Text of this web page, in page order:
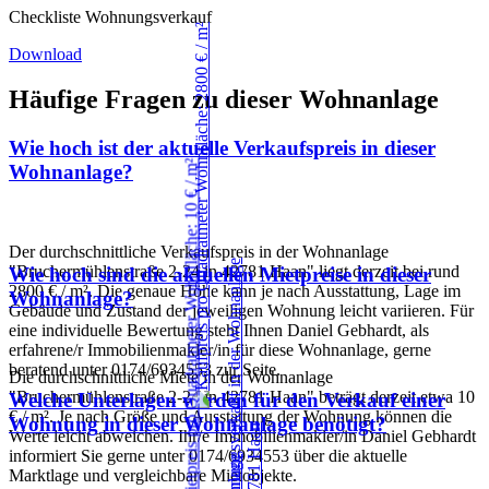
Checkliste Wohnungsverkauf
Download
Häufige Fragen zu dieser Wohnanlage
Wie hoch ist der aktuelle Verkaufspreis in dieser
Wohnanlage?
Der durchschnittliche Verkaufspreis in der Wohnanlage
"Bruchermühlenstraße 2-24 in 42781 Haan" liegt derzeit bei rund
2800 € / m². Die genaue Höhe kann je nach Ausstattung, Lage im
Gebäude und Zustand der jeweiligen Wohnung leicht variieren. Für
eine individuelle Bewertung steht Ihnen Daniel Gebhardt, als
erfahrene/r Immobilienmakler/in für diese Wohnanlage, gerne
beratend unter 0174/6934553 zur Seite.
Wie hoch sind die aktuellen Mietpreise in dieser
Wohnanlage?
Die durchschnittliche Miete in der Wohnanlage
"Bruchermühlenstraße 2-24 in 42781 Haan" beträgt derzeit etwa 10
€ / m². Je nach Größe und Ausstattung der Wohnung können die
Werte leicht abweichen. Ihr/e Immobilienmakler/in Daniel Gebhardt
informiert Sie gerne unter 0174/6934553 über die aktuelle
Marktlage und vergleichbare Mietobjekte.
Welche Unterlagen werden für den Verkauf einer
Wohnung in dieser Wohnanlage benötigt?